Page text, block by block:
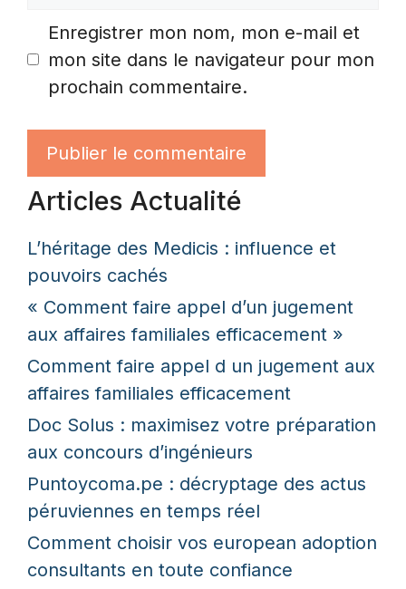
Enregistrer mon nom, mon e-mail et
mon site dans le navigateur pour mon
prochain commentaire.
Articles Actualité
L’héritage des Medicis : influence et
pouvoirs cachés
« Comment faire appel d’un jugement
aux affaires familiales efficacement »
Comment faire appel d un jugement aux
affaires familiales efficacement
Doc Solus : maximisez votre préparation
aux concours d’ingénieurs
Puntoycoma.pe : décryptage des actus
péruviennes en temps réel
Comment choisir vos european adoption
consultants en toute confiance